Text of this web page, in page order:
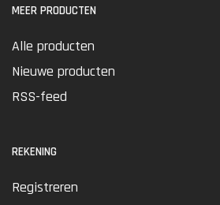
MEER PRODUCTEN
Alle producten
Nieuwe producten
RSS-feed
REKENING
Registreren